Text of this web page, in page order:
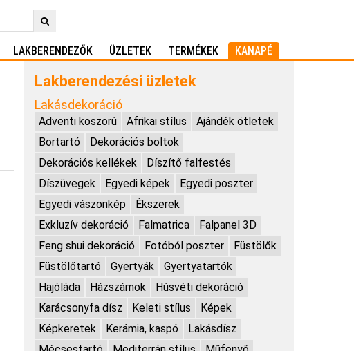
LAKBERENDEZŐK ÜZLETEK TERMÉKEK KANAPÉ
Lakberendezési üzletek
Lakásdekoráció
Adventi koszorú Afrikai stílus
Ajándék ötletek
Bortartó
Dekorációs boltok
Dekorációs kellékek
Díszítő falfestés
Díszüvegek
Egyedi képek
Egyedi poszter
Egyedi vászonkép
Ékszerek
Exkluzív dekoráció
Falmatrica
Falpanel 3D
Feng shui dekoráció
Fotóból poszter
Füstölők
Füstölőtartó
Gyertyák
Gyertyatartók
Hajóláda
Házszámok
Húsvéti dekoráció
Karácsonyfa dísz
Keleti stílus
Képek
Képkeretek
Kerámia, kaspó
Lakásdísz